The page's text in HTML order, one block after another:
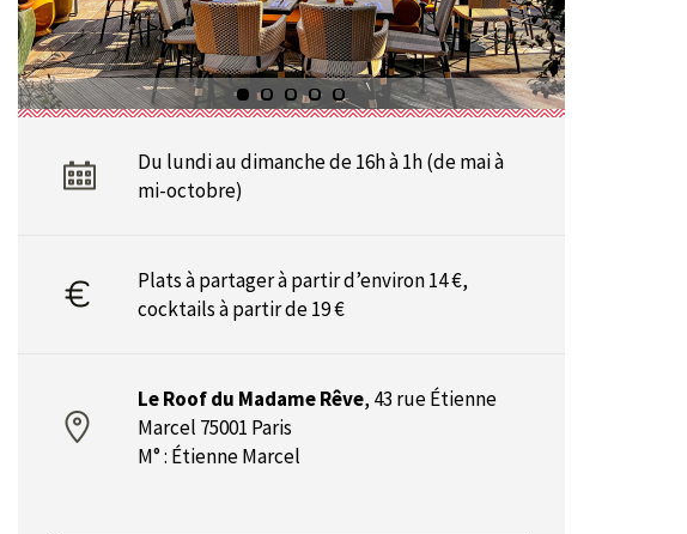
Du lundi au dimanche de 16h à 1h (de mai à
mi-octobre)
Plats à partager à partir d’environ 14 €,
cocktails à partir de 19 €
Le Roof du Madame Rêve, 43 rue Étienne
Marcel 75001 Paris
M° : Étienne Marcel